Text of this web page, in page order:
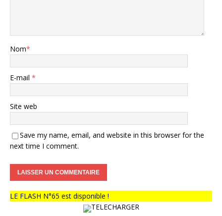
Nom*
E-mail *
Site web
Save my name, email, and website in this browser for the
next time I comment.
LE FLASH N°65 est disponible !
TELECHARGER